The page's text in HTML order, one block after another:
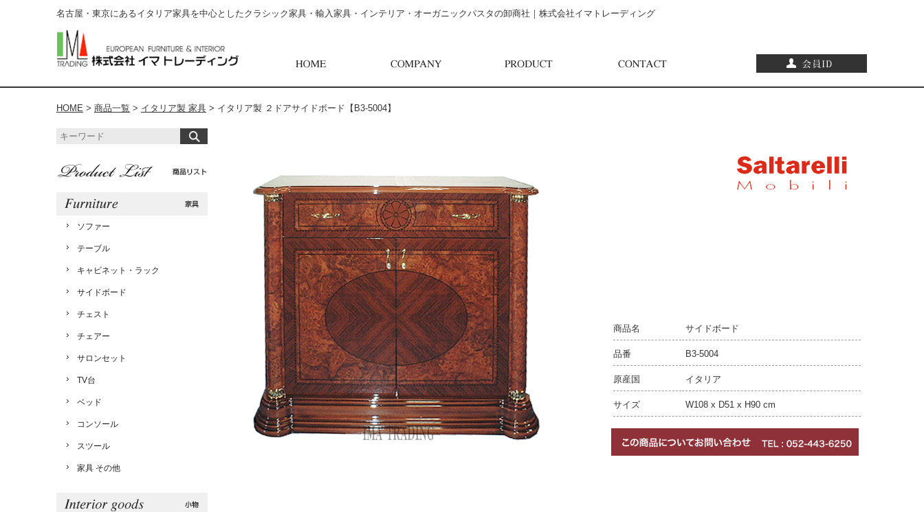
名古屋・東京にあるイタリア家具を中心としたクラシック家具・輸入家具・インテリア・オーガニックパスタの卸商社｜株式会社イマトレーディング
HOME > 商品一覧 > イタリア製 家具 > イタリア製 ２ドアサイドボード【B3-5004】
商品名 サイドボード
品番 B3-5004
原産国 イタリア
サイズ W108 x D51 x H90 cm
ソファー
テーブル
キャビネット・ラック
サイドボード
チェスト
チェアー
サロンセット
TV台
ベッド
コンソール
スツール
家具 その他